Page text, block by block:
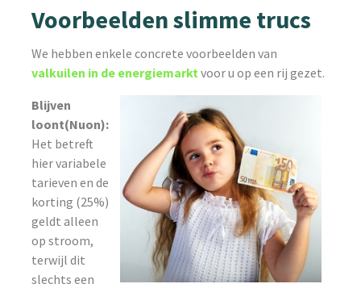
Voorbeelden slimme trucs
We hebben enkele concrete voorbeelden van
valkuilen in de energiemarkt voor u op een rij gezet.
Blijven
loont(Nuon):
Het betreft
hier variabele
tarieven en de
korting (25%)
geldt alleen
op stroom,
terwijl dit
slechts een